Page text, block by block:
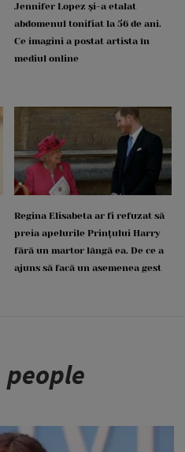
Jennifer Lopez și-a etalat
abdomenul tonifiat la 56 de ani.
Ce imagini a postat artista în
mediul online
Regina Elisabeta ar fi refuzat să
preia apelurile Prințului Harry
fără un martor lângă ea. De ce a
ajuns să facă un asemenea gest
people